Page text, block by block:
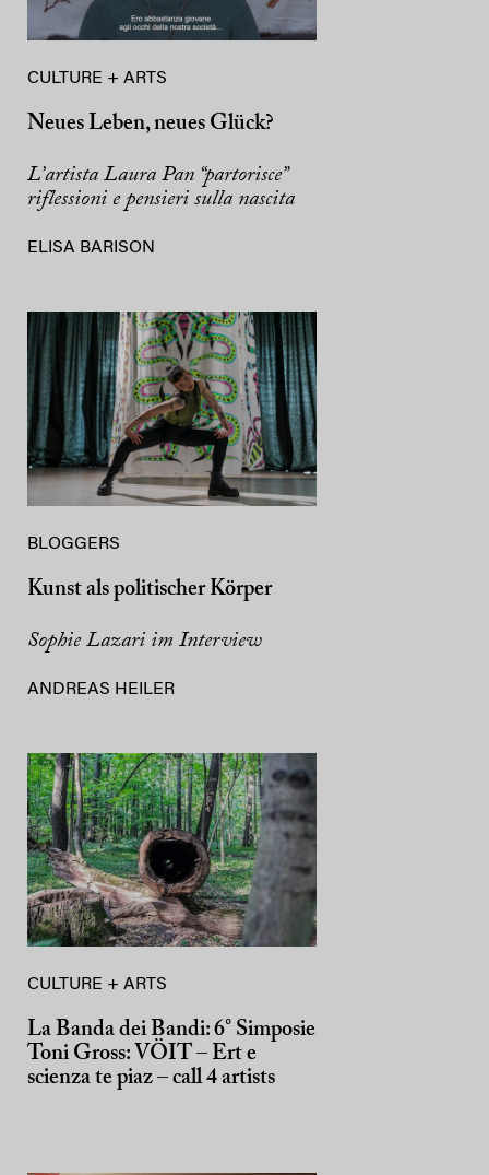
CULTURE + ARTS
Neues Leben, neues Glück?
L’artista Laura Pan “partorisce”
riflessioni e pensieri sulla nascita
ELISA BARISON
BLOGGERS
Kunst als politischer Körper
Sophie Lazari im Interview
ANDREAS HEILER
CULTURE + ARTS
La Banda dei Bandi: 6° Simposie
Toni Gross: VÖIT – Ert e
scienza te piaz – call 4 artists